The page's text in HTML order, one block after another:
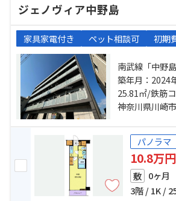
ジェノヴィア中野島
家具家電付き ペット相談可 初期
南武線「中野島
急小田原線「登
田急小田原線
歩25分
築年月：2024
25.81㎡/鉄筋
神奈川県川崎
パノラマ
10.8万円
敷 0ヶ月
3階 / 1K /